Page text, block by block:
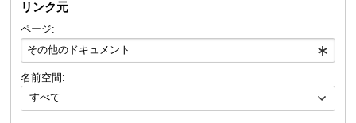
リンク元
ページ:
名前空間:
すべて